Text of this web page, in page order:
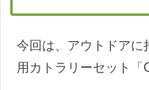
今回は、アウトドアに
用カトラリーセット「